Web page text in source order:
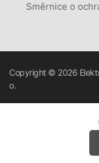
Směrnice o
Copyright © 2026
o.